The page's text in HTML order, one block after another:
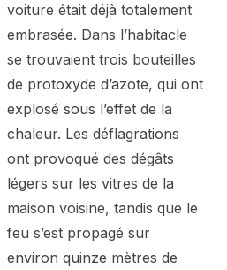
voiture était déjà totalement
embrasée. Dans l’habitacle
se trouvaient trois bouteilles
de protoxyde d’azote, qui ont
explosé sous l’effet de la
chaleur. Les déflagrations
ont provoqué des dégâts
légers sur les vitres de la
maison voisine, tandis que le
feu s’est propagé sur
environ quinze mètres de